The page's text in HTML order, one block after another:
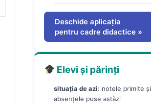
Deschide aplicația
pentru cadre didactice »
Elevi și părinți
situația de azi: notele primite și
absențele puse astăzi